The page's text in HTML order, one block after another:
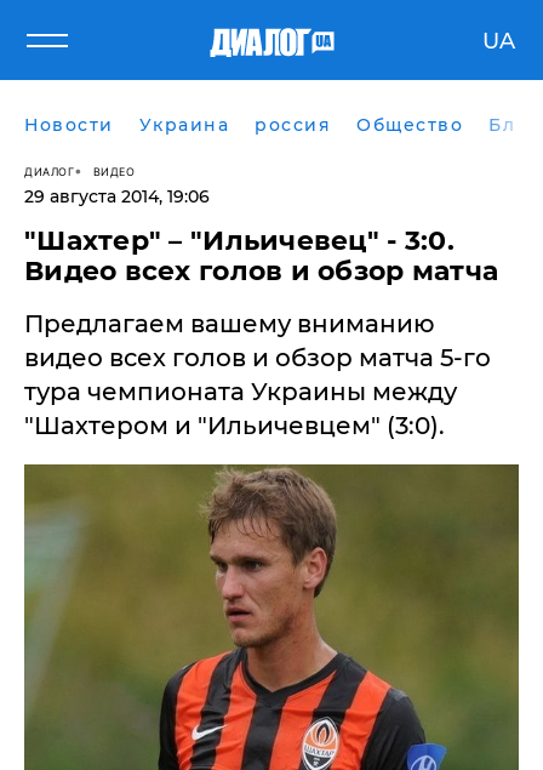
UA
Новости Украина россия Общество
ДИАЛОГ ВИДЕО
29 августа 2014, 19:06
​"Шахтер" – "Ильичевец" - 3:0.
Видео всех голов и обзор матча
Предлагаем вашему вниманию
видео всех голов и обзор матча 5-го
тура чемпионата Украины между
"Шахтером и "Ильичевцем" (3:0).